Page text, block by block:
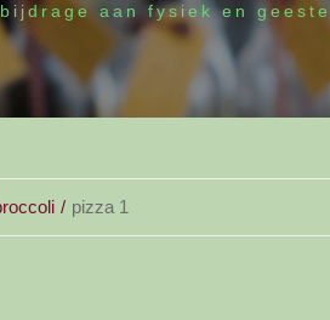
aan fysiek en
pizza 1